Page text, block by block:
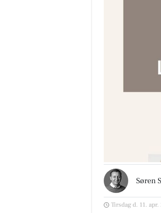
Søren
Tirsdag d. 11.